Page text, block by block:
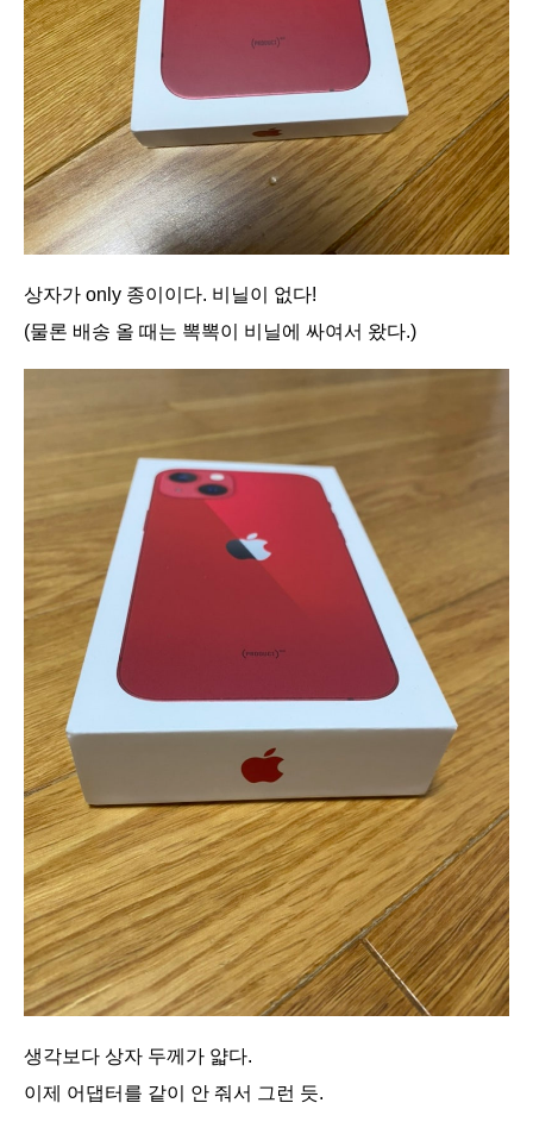
상자가 only 종이이다. 비닐이 없다!
(물론 배송 올 때는 뽁뽁이 비닐에 싸여서 왔다.)
생각보다 상자 두께가 얇다.
이제 어댑터를 같이 안 줘서 그런 듯.